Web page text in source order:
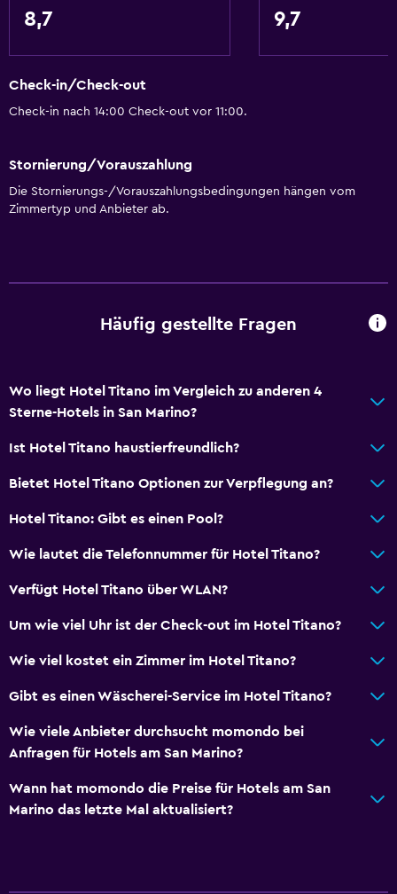
8,7 9,7
Check-in/Check-out
Check-in nach 14:00 Check-out vor 11:00.
Stornierung/Vorauszahlung
Die Stornierungs-/Vorauszahlungsbedingungen hängen vom
Zimmertyp und Anbieter ab.
Häufig gestellte Fragen
Wo liegt Hotel Titano im Vergleich zu anderen 4
Sterne-Hotels in San Marino?
Ist Hotel Titano haustierfreundlich?
Bietet Hotel Titano Optionen zur Verpflegung an?
Hotel Titano: Gibt es einen Pool?
Wie lautet die Telefonnummer für Hotel Titano?
Verfügt Hotel Titano über WLAN?
Um wie viel Uhr ist der Check-out im Hotel Titano?
Wie viel kostet ein Zimmer im Hotel Titano?
Gibt es einen Wäscherei-Service im Hotel Titano?
Wie viele Anbieter durchsucht momondo bei
Anfragen für Hotels am San Marino?
Wann hat momondo die Preise für Hotels am San
Marino das letzte Mal aktualisiert?